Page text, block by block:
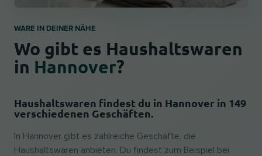
WARE IN DEINER NÄHE
Wo gibt es Haushaltswaren
in Hannover?
Haushaltswaren findest du in Hannover in 149
verschiedenen Geschäften.
In Hannover gibt es zahlreiche Geschäfte, die
Haushaltswaren anbieten. Du findest zum Beispiel bei